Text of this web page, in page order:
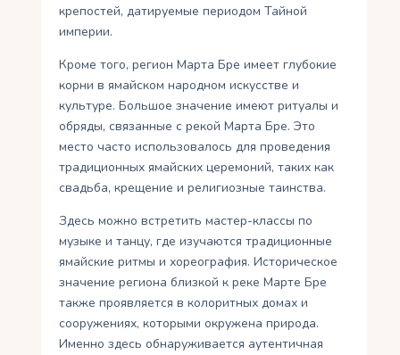
крепостей, датируемые периодом Тайной
империи.
Кроме того, регион Марта Бре имеет глубокие
корни в ямайском народном искусстве и
культуре. Большое значение имеют ритуалы и
обряды, связанные с рекой Марта Бре. Это
место часто использовалось для проведения
традиционных ямайских церемоний, таких как
свадьба, крещение и религиозные таинства.
Здесь можно встретить мастер-классы по
музыке и танцу, где изучаются традиционные
ямайские ритмы и хореография. Историческое
значение региона близкой к реке Марте Бре
также проявляется в колоритных домах и
сооружениях, которыми окружена природа.
Именно здесь обнаруживается аутентичная